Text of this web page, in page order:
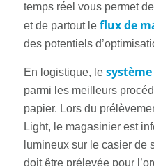
temps réel vous permet
et de partout le flux de
des potentiels
En logistique, le
parmi les meilleurs
papier. Lors du
Light, le magasinier est
lumineux sur le casier de
doit être prélevée pour